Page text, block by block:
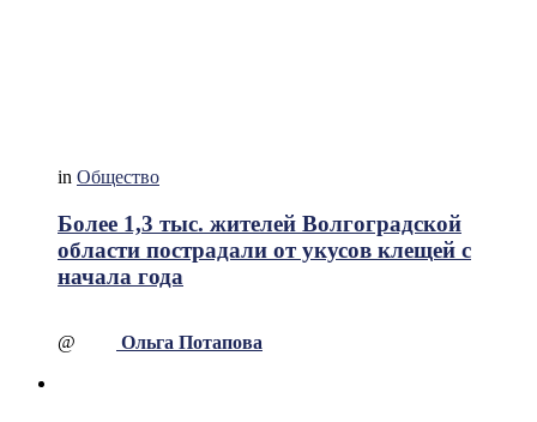
in Общество
Более 1,3 тыс. жителей Волгоградской
области пострадали от укусов клещей с
начала года
@ Ольга Потапова